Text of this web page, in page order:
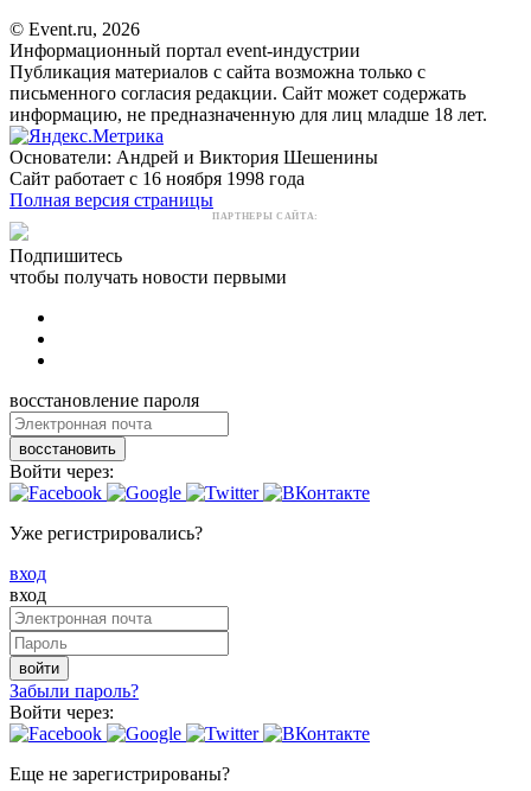
© Event.ru, 2026
Информационный портал event-индустрии
Публикация материалов с сайта возможна только с
письменного согласия редакции. Сайт может содержать
информацию, не предназначенную для лиц младше 18 лет.
Основатели: Андрей и Виктория Шешенины
Сайт работает с 16 ноября 1998 года
Полная версия страницы
ПАРТНЕРЫ САЙТА:
Подпишитесь
чтобы получать новости первыми
восстановление пароля
восстановить
Войти через:
Уже регистрировались?
вход
вход
войти
Забыли пароль?
Войти через:
Еще не зарегистрированы?